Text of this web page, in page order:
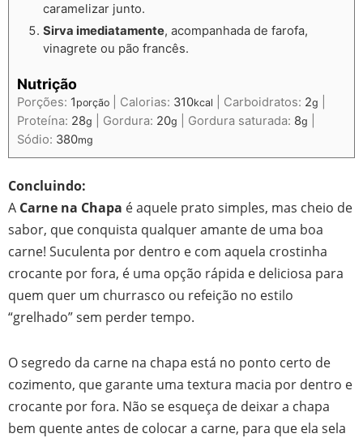
caramelizar junto.
Sirva imediatamente, acompanhada de farofa,
vinagrete ou pão francês.
Nutrição
Porções: 1 porção Calorias: 310kcal Carboidratos: 2g
Proteína: 28g Gordura: 20g Gordura saturada: 8g
Sódio: 380mg
Concluindo:
A Carne na Chapa é aquele prato simples, mas cheio de
sabor, que conquista qualquer amante de uma boa
carne! Suculenta por dentro e com aquela crostinha
crocante por fora, é uma opção rápida e deliciosa para
quem quer um churrasco ou refeição no estilo
“grelhado” sem perder tempo.
O segredo da carne na chapa está no ponto certo de
cozimento, que garante uma textura macia por dentro e
crocante por fora. Não se esqueça de deixar a chapa
bem quente antes de colocar a carne, para que ela sela